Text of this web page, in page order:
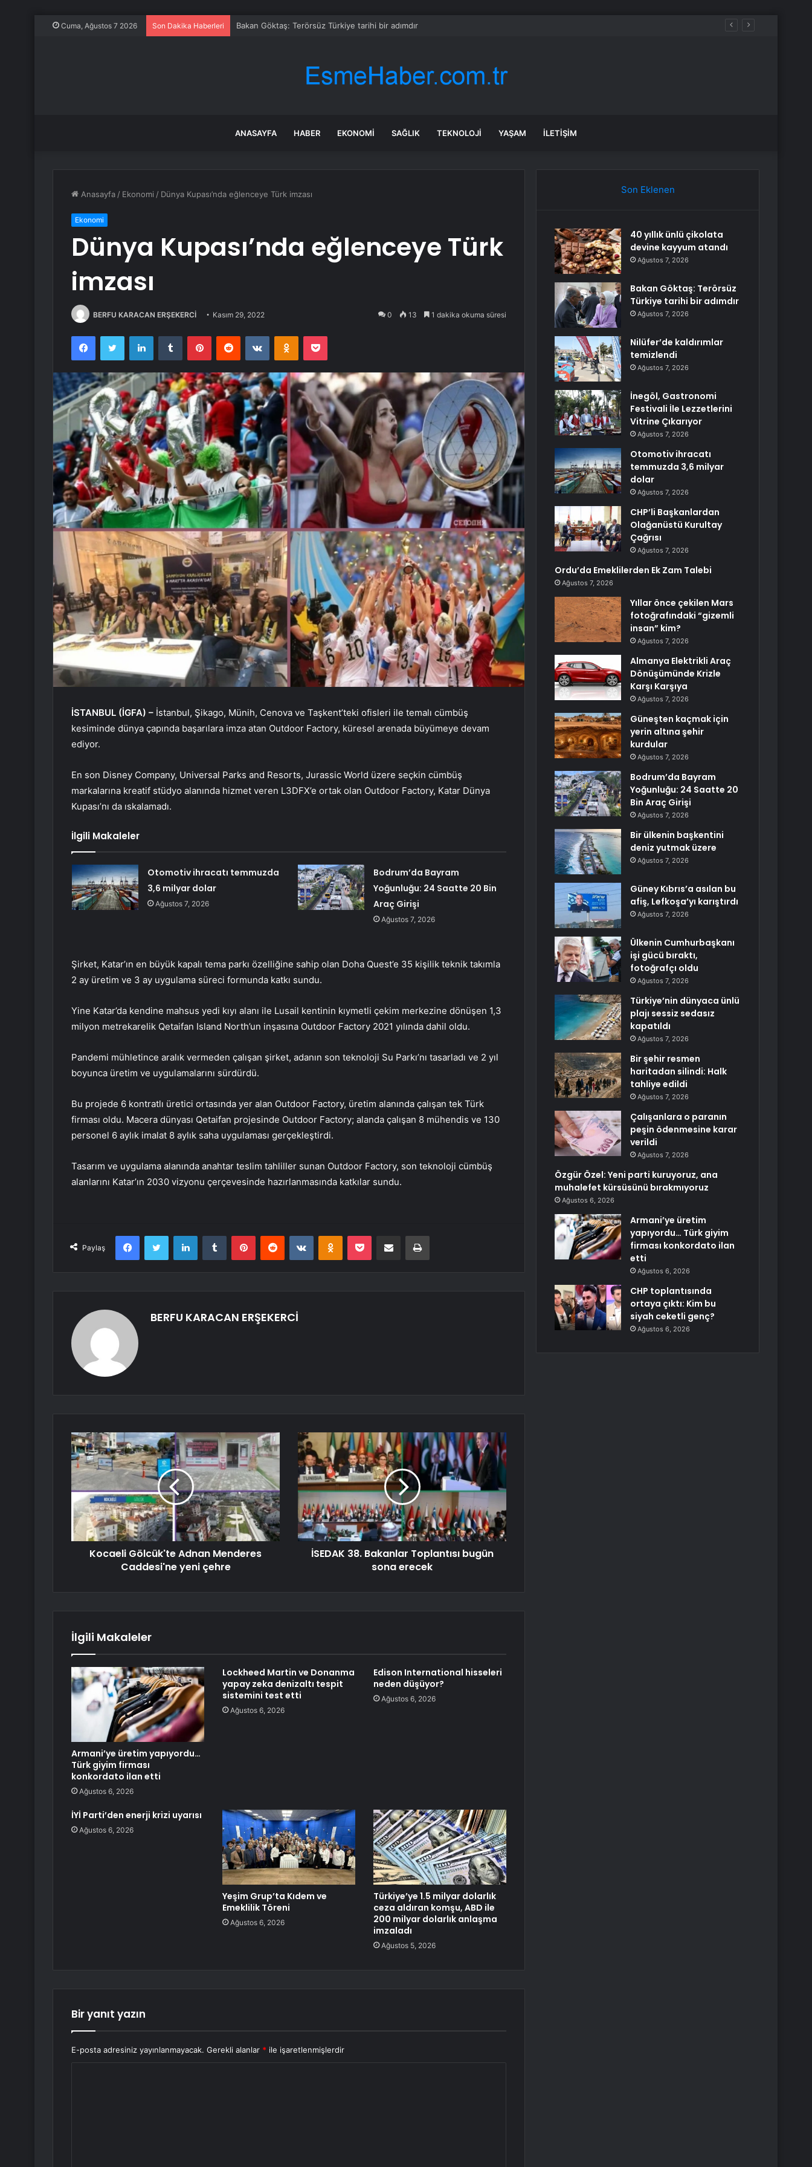
Cuma, Ağustos 7 2026 Son Dakika Haberleri Bakan Göktaş: Terörsüz Türkiye tarihi bir adımdır
ANASAYFA HABER EKONOMI SAĞLIK TEKNOLOJI YAŞAM İLETIŞIM
Anasayfa / Ekonomi / Dünya Kupası’nda eğlenceye Türk imzası
Ekonomi
Dünya Kupası’nda eğlenceye Türk
imzası
BERFU KARACAN ERŞEKERCİ Kasım 29, 2022 0 13 1 dakika okuma süresi
FacebookTwitter LinkedInTumblr PinterestReddit VKontakteOdnoklassniki
Pocket
İSTANBUL (İGFA) – İstanbul, Şikago, Münih, Cenova ve Taşkent’teki ofisleri ile temalı cümbüş
kesiminde dünya çapında başarılara imza atan Outdoor Factory, küresel arenada büyümeye devam
ediyor.
En son Disney Company, Universal Parks and Resorts, Jurassic World üzere seçkin cümbüş
markalarına kreatif stüdyo alanında hizmet veren L3DFX’e ortak olan Outdoor Factory, Katar Dünya
Kupası’nı da ıskalamadı.
İlgili Makaleler
Otomotiv ihracatı temmuzda
3,6 milyar dolar
Ağustos 7, 2026
Bodrum’da Bayram
Yoğunluğu: 24 Saatte 20 Bin
Araç Girişi
Ağustos 7, 2026
Şirket, Katar’ın en büyük kapalı tema parkı özelliğine sahip olan Doha Quest’e 35 kişilik teknik takımla
2 ay üretim ve 3 ay uygulama süreci formunda katkı sundu.
Yine Katar’da kendine mahsus yedi kıyı alanı ile Lusail kentinin kıymetli çekim merkezine dönüşen 1,3
milyon metrekarelik Qetaifan Island North’un inşasına Outdoor Factory 2021 yılında dahil oldu.
Pandemi mühletince aralık vermeden çalışan şirket, adanın son teknoloji Su Parkı’nı tasarladı ve 2 yıl
boyunca üretim ve uygulamalarını sürdürdü.
Bu projede 6 kontratlı üretici ortasında yer alan Outdoor Factory, üretim alanında çalışan tek Türk
firması oldu. Macera dünyası Qetaifan projesinde Outdoor Factory; alanda çalışan 8 mühendis ve 130
personel 6 aylık imalat 8 aylık saha uygulaması gerçekleştirdi.
Tasarım ve uygulama alanında anahtar teslim tahliller sunan Outdoor Factory, son teknoloji cümbüş
alanlarını Katar’ın 2030 vizyonu çerçevesinde hazırlanmasında katkılar sundu.
Paylaş
FacebookTwitter LinkedInTumblr PinterestReddit VKontakteOdnoklassniki
Pocket E-Posta ile paylaş Yazdır
BERFU KARACAN ERŞEKERCİ
Kocaeli Gölcük'te Adnan Menderes
Caddesi'ne yeni çehre
İSEDAK 38. Bakanlar Toplantısı bugün
sona erecek
İlgili Makaleler
Armani’ye üretim yapıyordu…
Türk giyim firması
konkordato ilan etti
Ağustos 6, 2026
Lockheed Martin ve Donanma
yapay zeka denizaltı tespit
sistemini test etti
Ağustos 6, 2026
Edison International hisseleri
neden düşüyor?
Ağustos 6, 2026
İYİ Parti’den enerji krizi uyarısı
Ağustos 6, 2026
Yeşim Grup’ta Kıdem ve
Emeklilik Töreni
Ağustos 6, 2026
Türkiye’ye 1.5 milyar dolarlık
ceza aldıran komşu, ABD ile
200 milyar dolarlık anlaşma
imzaladı
Ağustos 5, 2026
Bir yanıt yazın
E-posta adresiniz yayınlanmayacak. Gerekli alanlar * ile işaretlenmişlerdir
Son Eklenen
40 yıllık ünlü çikolata
devine kayyum atandı
Ağustos 7, 2026
Bakan Göktaş: Terörsüz
Türkiye tarihi bir adımdır
Ağustos 7, 2026
Nilüfer’de kaldırımlar
temizlendi
Ağustos 7, 2026
İnegöl, Gastronomi
Festivali İle Lezzetlerini
Vitrine Çıkarıyor
Ağustos 7, 2026
Otomotiv ihracatı
temmuzda 3,6 milyar
dolar
Ağustos 7, 2026
CHP’li Başkanlardan
Olağanüstü Kurultay
Çağrısı
Ağustos 7, 2026
Ordu’da Emeklilerden Ek Zam Talebi
Ağustos 7, 2026
Yıllar önce çekilen Mars
fotoğrafındaki “gizemli
insan” kim?
Ağustos 7, 2026
Almanya Elektrikli Araç
Dönüşümünde Krizle
Karşı Karşıya
Ağustos 7, 2026
Güneşten kaçmak için
yerin altına şehir
kurdular
Ağustos 7, 2026
Bodrum’da Bayram
Yoğunluğu: 24 Saatte 20
Bin Araç Girişi
Ağustos 7, 2026
Bir ülkenin başkentini
deniz yutmak üzere
Ağustos 7, 2026
Güney Kıbrıs’a asılan bu
afiş, Lefkoşa’yı karıştırdı
Ağustos 7, 2026
Ülkenin Cumhurbaşkanı
işi gücü bıraktı,
fotoğrafçı oldu
Ağustos 7, 2026
Türkiye’nin dünyaca ünlü
plajı sessiz sedasız
kapatıldı
Ağustos 7, 2026
Bir şehir resmen
haritadan silindi: Halk
tahliye edildi
Ağustos 7, 2026
Çalışanlara o paranın
peşin ödenmesine karar
verildi
Ağustos 7, 2026
Özgür Özel: Yeni parti kuruyoruz, ana
muhalefet kürsüsünü bırakmıyoruz
Ağustos 6, 2026
Armani’ye üretim
yapıyordu… Türk giyim
firması konkordato ilan
etti
Ağustos 6, 2026
CHP toplantısında
ortaya çıktı: Kim bu
siyah ceketli genç?
Ağustos 6, 2026